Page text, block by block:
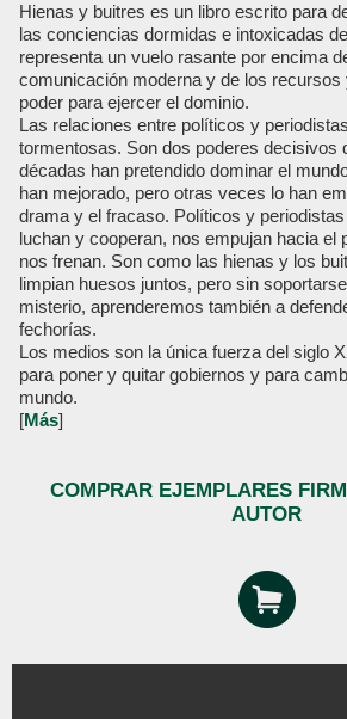
Hienas y buitres es un libro escrito para
las conciencias dormidas e intoxicadas
representa un vuelo rasante por encima
comunicación moderna y de los recursos
poder para ejercer el dominio.
Las relaciones entre políticos y
tormentosas. Son dos poderes decisivos
décadas han pretendido dominar el
han mejorado, pero otras veces lo han
drama y el fracaso. Políticos y
luchan y cooperan, nos empujan hacia el
nos frenan. Son como las hienas y los
limpian huesos juntos, pero sin
misterio, aprenderemos también a
fechorías.
Los medios son la única fuerza del siglo
para poner y quitar gobiernos y para
mundo.
[Más]
COMPRAR EJEMPLARES
AUTOR